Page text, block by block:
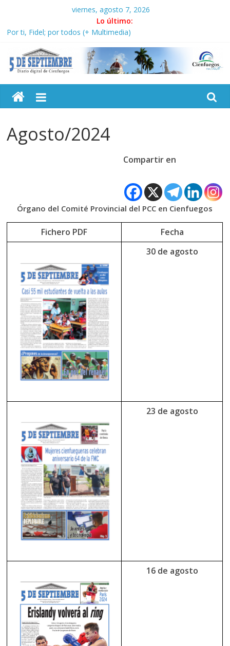
contenido
viernes, agosto 7, 2026
Lo último:
Conozca nuestra edición semanal en PDF del 7 de agosto
Por ti, Fidel; por todos (+ Multimedia)
“Junto a Fidel”: En imágenes la prensa cubana rinde tributo al
Comandante (+ Fotos)
Solidaridad sin fronteras: brigada chilena viaja a Cuba con
Operación Cuba Va: cien años, cien escuelas
5
Septiembre
Diario
digital
Agosto/2024
Compartir en
Órgano del Comité Provincial del PCC en Cienfuegos
Fichero PDF
Fecha
30 de agosto
23 de agosto
16 de agosto